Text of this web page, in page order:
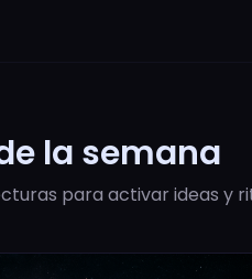
la semana
para activar ideas y